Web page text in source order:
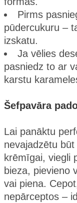
Pirms
pūdercukuru –
izskatu.
Ja vēlies
pasniedz to ar
karstu
Šefpavāra
Lai panāktu
nevajadzētu
krēmīgai, viegli
bieza, pievieno
vai piena.
nepārceptos –